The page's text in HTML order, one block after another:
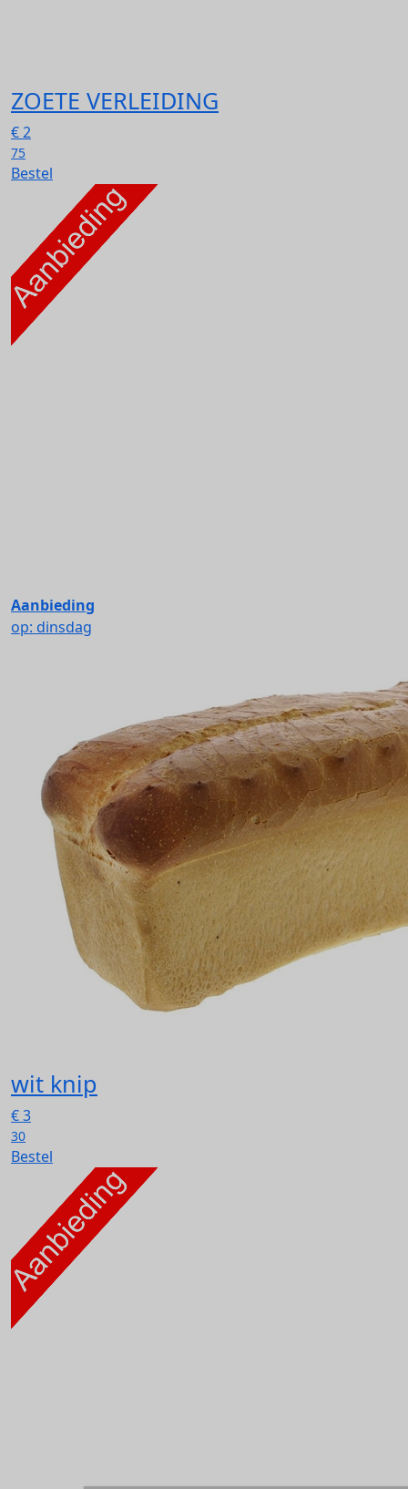
ZOETE VERLEIDING
€2
75
Bestel
Aanbieding
op: dinsdag
wit knip
€3
30
Bestel